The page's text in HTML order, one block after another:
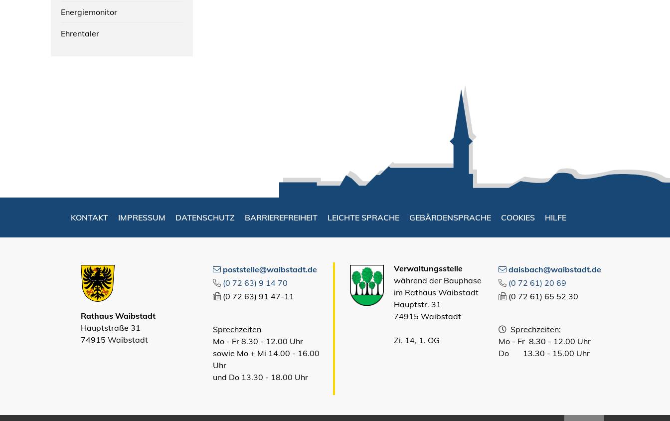
Energiemonitor
Ehrentaler
KONTAKT IMPRESSUM DATENSCHUTZ BARRIEREFREIHEIT LEICHTE SPRACHE GEBÄRDENSPRACHE COOKIES HILFE
Rathaus Waibstadt
Hauptstraße 31
74915 Waibstadt
poststelle@waibstadt.de
(0 72 63) 9 14 70
(0 72 63) 91 47-11
Sprechzeiten
Mo - Fr 8.30 - 12.00 Uhr
sowie Mo + Mi 14.00 - 16.00
Uhr
und Do 13.30 - 18.00 Uhr
Verwaltungsstelle
während der Bauphase
im Rathaus Waibstadt
Hauptstr. 31
74915 Waibstadt
Zi. 14, 1. OG
daisbach@waibstadt.de
(0 72 61) 20 69
(0 72 61) 65 52 30
Sprechzeiten:
Mo - Fr 8.30 - 12.00 Uhr
Do 13.30 - 15.00 Uhr